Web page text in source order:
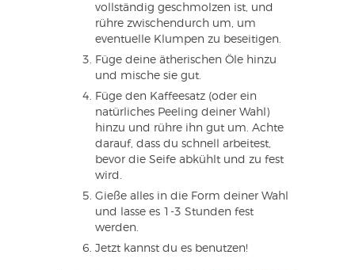
vollständig geschmolzen ist, und
rühre zwischendurch um, um
eventuelle Klumpen zu beseitigen.
Füge deine ätherischen Öle hinzu
und mische sie gut.
Füge den Kaffeesatz (oder ein
natürliches Peeling deiner Wahl)
hinzu und rühre ihn gut um. Achte
darauf, dass du schnell arbeitest,
bevor die Seife abkühlt und zu fest
wird.
Gieße alles in die Form deiner Wahl
und lasse es 1-3 Stunden fest
werden.
Jetzt kannst du es benutzen!